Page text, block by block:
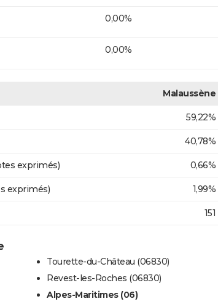
0,00%
0,00%
Malaussène
59,22%
40,78%
exprimés) 0,66%
exprimés) 1,99%
151
Tourette-du-Château (06830)
Revest-les-Roches (06830)
Alpes-Maritimes (06)